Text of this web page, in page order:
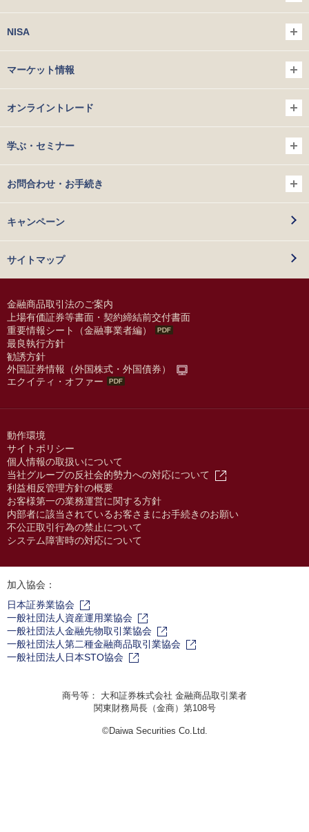
NISA
マーケット情報
オンライントレード
学ぶ・セミナー
お問合わせ・お手続き
キャンペーン
サイトマップ
金融商品取引法のご案内
上場有価証券等書面・契約締結前交付書面
重要情報シート（金融事業者編）
最良執行方針
勧誘方針
外国証券情報（外国株式・外国債券）
エクイティ・オファー
動作環境
サイトポリシー
個人情報の取扱いについて
当社グループの反社会的勢力への対応について
利益相反管理方針の概要
お客様第一の業務運営に関する方針
内部者に該当されているお客さまにお手続きのお願い
不公正取引行為の禁止について
システム障害時の対応について
加入協会：
日本証券業協会
一般社団法人資産運用業協会
一般社団法人金融先物取引業協会
一般社団法人第二種金融商品取引業協会
一般社団法人日本STO協会
商号等： 大和証券株式会社 金融商品取引業者
関東財務局長（金商）第108号
©Daiwa Securities Co.Ltd.